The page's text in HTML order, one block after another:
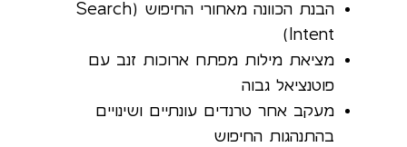
הבנת הכוונה מאחורי החיפוש (Search
Intent)
מציאת מילות מפתח ארוכות זנב עם
פוטנציאל גבוה
מעקב אחר טרנדים עונתיים ושינויים
בהתנהגות החיפוש